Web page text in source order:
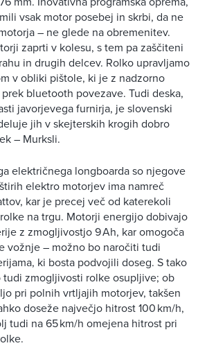
vsak motor posebej in skrbi, da ne
– ne glede na obremenitev.
zaprti v kolesu, s tem pa zaščiteni
in drugih delcev. Rolko upravljamo
v obliki pištole, ki je z nadzorno
bluetooth povezave. Tudi deska,
javorjevega furnirja, je slovenski
jih v skejterskih krogih dobro
– Murksli.
električnega longboarda so njegove
elektro motorjev ima namreč
kar je precej več od katerekoli
na trgu. Motorji energijo dobivajo
z zmogljivostjo 9 Ah, kar omogoča
vožnje – možno bo naročiti tudi
ki bosta podvojili doseg. S tako
zmogljivosti rolke osupljive; ob
pri polnih vrtljajih motorjev, takšen
doseže največjo hitrost 100 km/h,
tudi na 65 km/h omejena hitrost pri